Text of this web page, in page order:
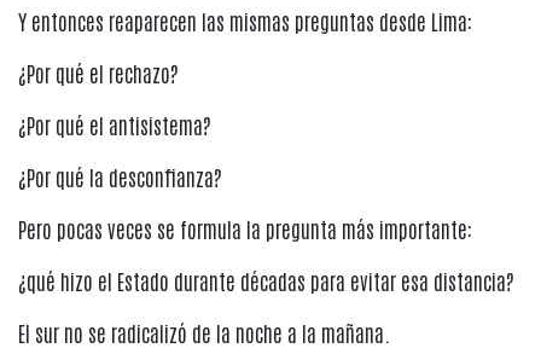
Y entonces reaparecen las mismas preguntas desde Lima:
¿Por qué el rechazo?
¿Por qué el antisistema?
¿Por qué la desconfianza?
Pero pocas veces se formula la pregunta más importante:
¿qué hizo el Estado durante décadas para evitar esa distancia?
El sur no se radicalizó de la noche a la mañana.